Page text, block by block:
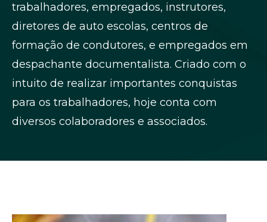
trabalhadores, empregados, instrutores,
diretores de auto escolas, centros de
formação de condutores, e empregados em
despachante documentalista. Criado com o
intuito de realizar importantes conquistas
para os trabalhadores, hoje conta com
diversos colaboradores e associados.